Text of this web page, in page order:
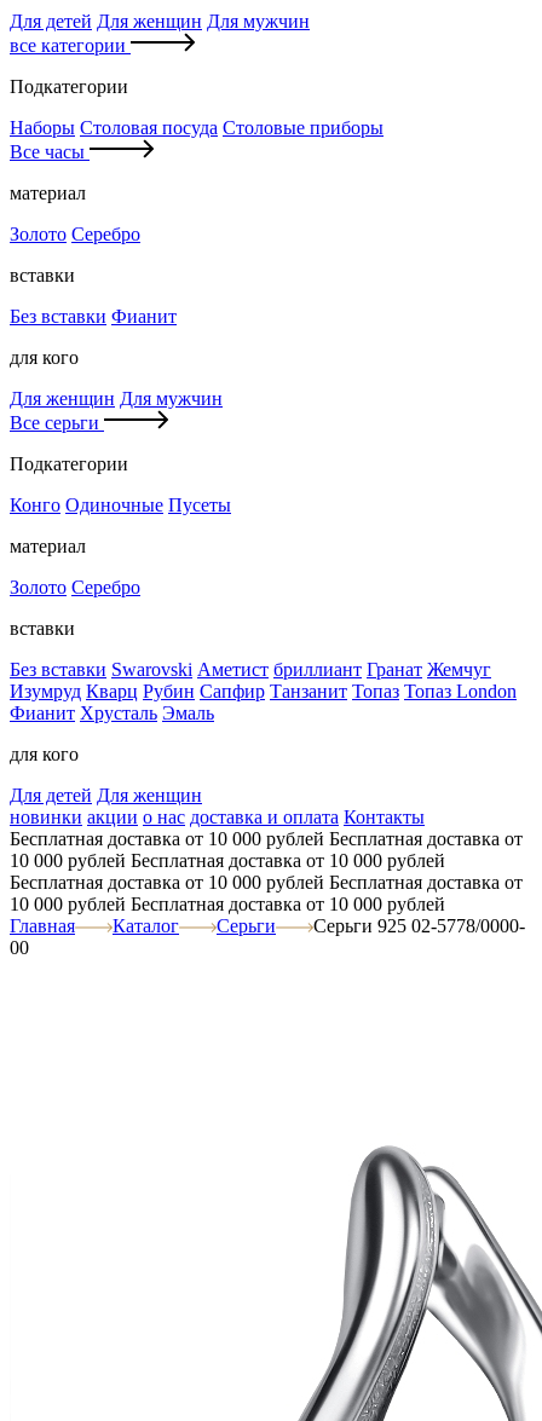
Для детей Для женщин Для мужчин
все категории
Подкатегории
Наборы Столовая посуда Столовые приборы
Все часы
материал
Золото Серебро
вставки
Без вставки Фианит
для кого
Для женщин Для мужчин
Все серьги
Подкатегории
Конго Одиночные Пусеты
материал
Золото Серебро
вставки
Без вставки Swarovski Аметист бриллиант Гранат Жемчуг
Изумруд Кварц Рубин Сапфир Танзанит Топаз Топаз London
Фианит Хрусталь Эмаль
для кого
Для детей Для женщин
новинки акции о нас доставка и оплата Контакты
Бесплатная доставка от 10 000 рублей Бесплатная доставка от
10 000 рублей Бесплатная доставка от 10 000 рублей
Бесплатная доставка от 10 000 рублей Бесплатная доставка от
10 000 рублей Бесплатная доставка от 10 000 рублей
Главная
Каталог Серьги
Серьги 925 02-5778/0000-
00